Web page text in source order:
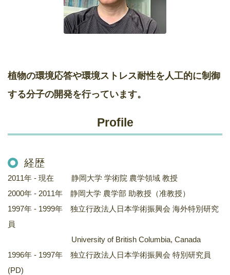
植物の環境応答や環境ストレス耐性を人工的に制御
する分子の開発を行っています。
Profile
経歴
2011年 - 現在 静岡大学 学術院 農学領域 教授
2000年 - 2011年 静岡大学 農学部 助教授（准教授）
1997年 - 1999年 独立行政法人日本学術振興会 海外特別研究
員
University of British Columbia, Canada
1996年 - 1997年 独立行政法人日本学術振興会 特別研究員
(PD)